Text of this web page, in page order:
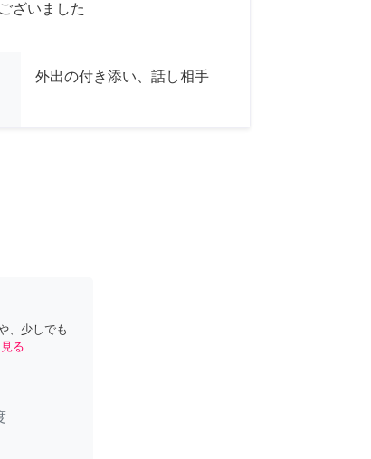
ざいました
外出の付き添い、話し相手
、少しでも
る